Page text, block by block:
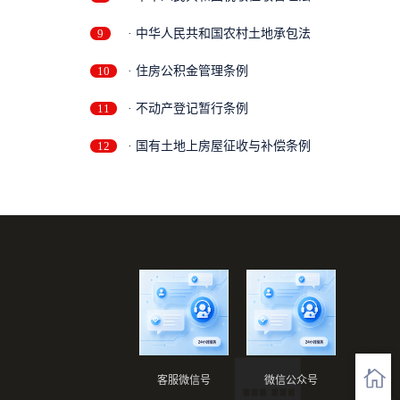
9 · 中华人民共和国农村土地承包法
10 · 住房公积金管理条例
11 · 不动产登记暂行条例
12 · 国有土地上房屋征收与补偿条例
微信公众号
客服微信号